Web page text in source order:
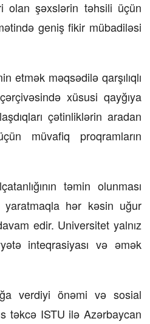
olan şəxslərin təhsili üçün
geniş fikir mübadiləsi
etmək məqsədilə qarşılıqlı
xüsusi qayğıya
çətinliklərin aradan
müvafiq proqramların
təmin olunması
yaratmaqla hər kəsin uğur
edir. Universitet yalnız
inteqrasiyası və əmək
verdiyi önəmi və sosial
təkcə ISTU ilə Azərbaycan
08 Fevral 2024, 15:32
Sabir poeziyası –
Səmədovun
olub. Memarlıq və İnşaat
iqtisadçı-mühəndis ixtisası
İqtisad elmləri doktorudur.